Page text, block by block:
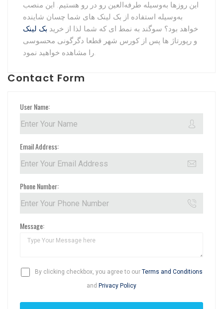
این روزها به‌وسیله طرفه‌العین رو در رو هستیم. این منصب
به‌وسیله استفاده از بک لینک های شما چسان شاینده
خواهد بود؟ سوگند به نمط ای که شما لذا از خرید بک لینک
و رپورتاژ ها پس از کورس شهر قطعا دگرگونی محسوسی
را مشاهده خواهید نمود.
Contact Form
User Name:
Email Address:
Phone Number:
Message:
By clicking checkbox, you agree to our Terms and Conditions
and Privacy Policy